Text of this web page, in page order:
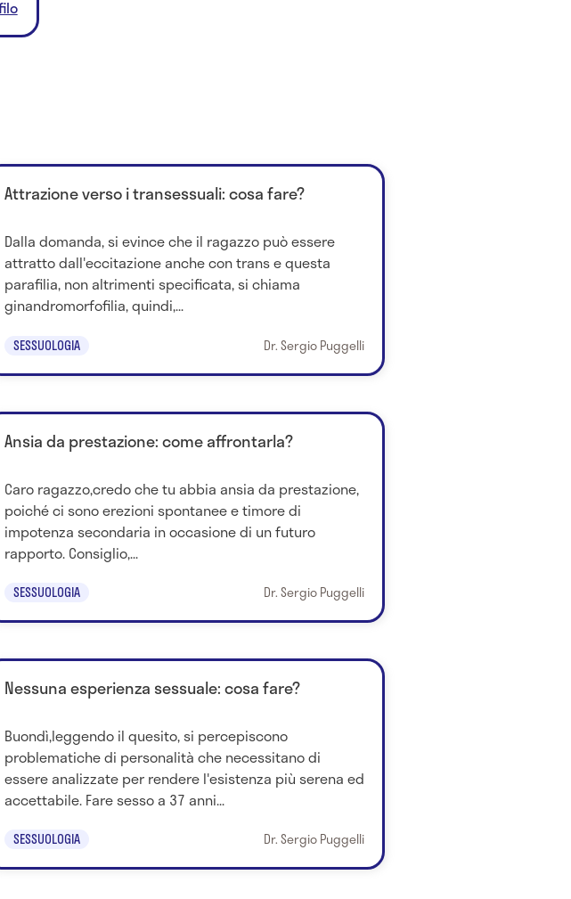
Attrazione verso i transessuali: cosa fare?
Dalla domanda, si evince che il ragazzo può essere
attratto dall'eccitazione anche con trans e questa
parafilia, non altrimenti specificata, si chiama
ginandromorfofilia, quindi,...
SESSUOLOGIA Dr. Sergio Puggelli
Ansia da prestazione: come affrontarla?
Caro ragazzo,credo che tu abbia ansia da prestazione,
poiché ci sono erezioni spontanee e timore di
impotenza secondaria in occasione di un futuro
rapporto. Consiglio,...
SESSUOLOGIA Dr. Sergio Puggelli
Nessuna esperienza sessuale: cosa fare?
Buondì,leggendo il quesito, si percepiscono
problematiche di personalità che necessitano di
essere analizzate per rendere l'esistenza più serena ed
accettabile. Fare sesso a 37 anni...
SESSUOLOGIA Dr. Sergio Puggelli